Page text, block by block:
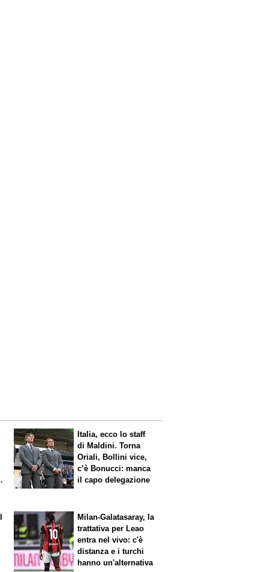
Italia, ecco lo staff
di Maldini. Torna
Oriali, Bollini vice,
c’è Bonucci: manca
il capo delegazione
Milan-Galatasaray, la
trattativa per Leao
entra nel vivo: c'è
distanza e i turchi
hanno un'alternativa